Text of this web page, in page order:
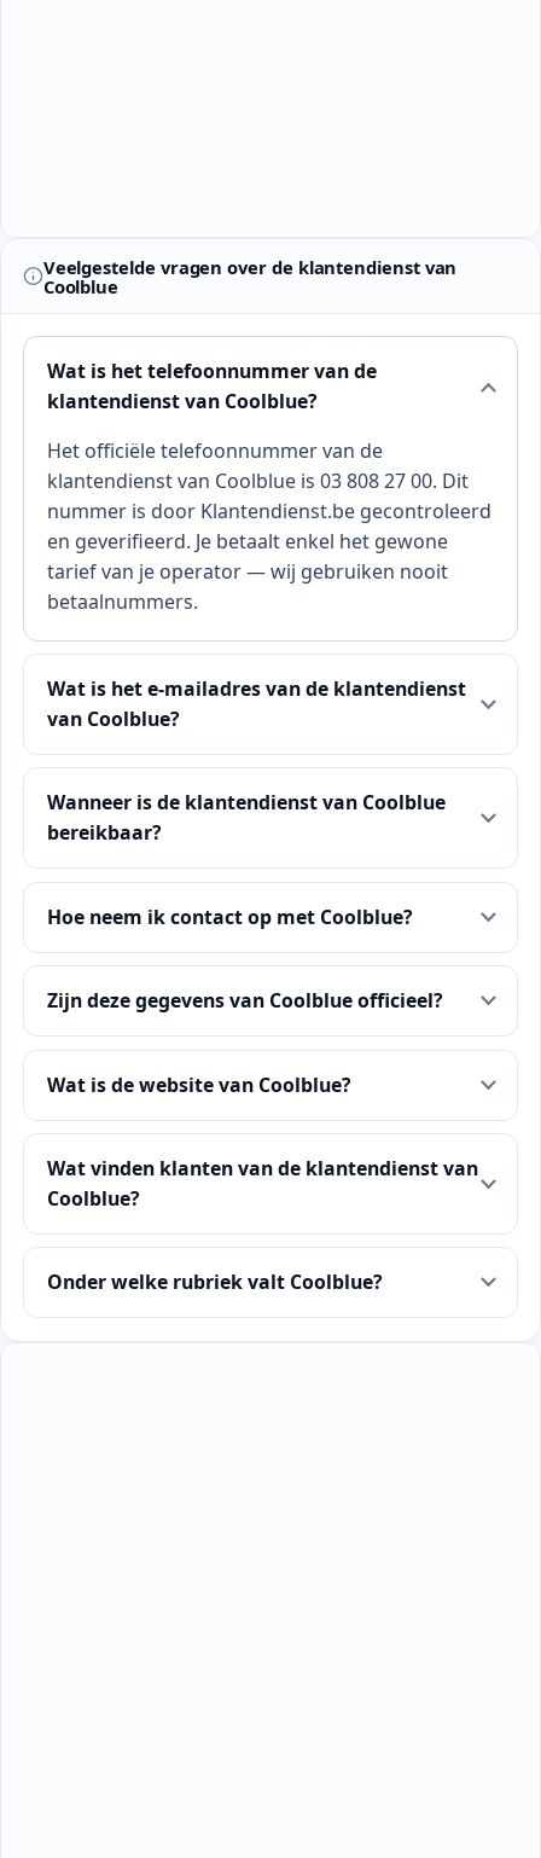
Veelgestelde vragen over de klantendienst van
Coolblue
Wat is het telefoonnummer van de
klantendienst van Coolblue?
Het officiële telefoonnummer van de
klantendienst van Coolblue is 03 808 27 00. Dit
nummer is door Klantendienst.be gecontroleerd
en geverifieerd. Je betaalt enkel het gewone
tarief van je operator — wij gebruiken nooit
betaalnummers.
Wat is het e-mailadres van de klantendienst
van Coolblue?
Wanneer is de klantendienst van Coolblue
bereikbaar?
Hoe neem ik contact op met Coolblue?
Zijn deze gegevens van Coolblue officieel?
Wat is de website van Coolblue?
Wat vinden klanten van de klantendienst van
Coolblue?
Onder welke rubriek valt Coolblue?